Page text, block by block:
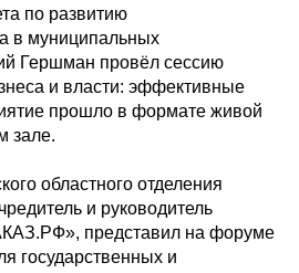
по развитию
в муниципальных
Гершман провёл сессию
и власти: эффективные
прошло в формате живой
зале.
областного отделения
и руководитель
представил на форуме
государственных и